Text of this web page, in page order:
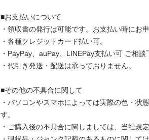
■お支払いについて
・領収書の発行は可能です。お支払い時にお
・各種クレジットカード払い可。
・PayPay、auPay、LINEPay支払い可 ご相談
・代引き発送・配送は承っておりません。
■その他の不具合に関して
・パソコンやスマホによっては実際の色・状
す。
・ご購入後の不具合に関しましては、当社規